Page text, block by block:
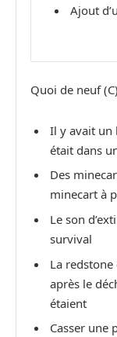
Ajout
Quoi de neuf
Il y avait un
était dans
Des
minecart à
Le son
survival
La
après le
étaient
Casser une